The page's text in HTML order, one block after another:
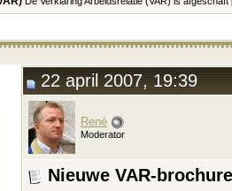
22 april 2007, 19:39
René
Moderator
Nieuwe VAR-